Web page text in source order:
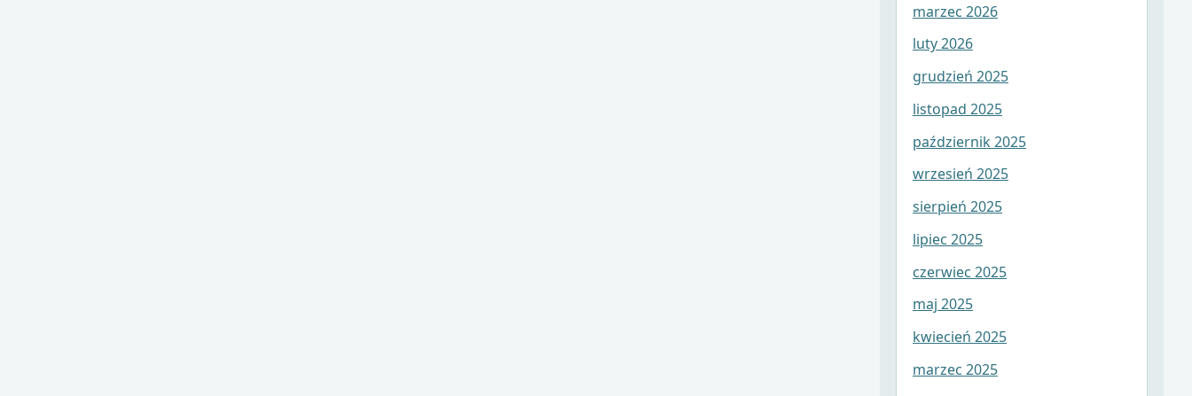
marzec 2026
luty 2026
grudzień 2025
listopad 2025
październik 2025
wrzesień 2025
sierpień 2025
lipiec 2025
czerwiec 2025
maj 2025
kwiecień 2025
marzec 2025